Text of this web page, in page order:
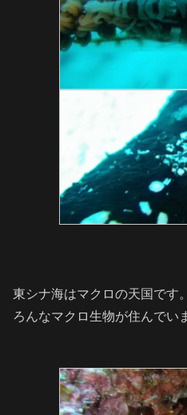
東シナ海はマクロの天国です
ろんなマクロ生物が住んでい